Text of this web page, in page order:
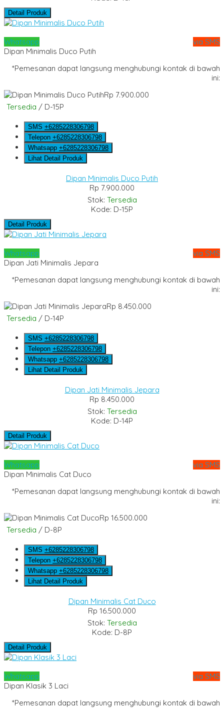
Detail Produk
Whatsapp
via SMS
Dipan Minimalis Duco Putih
*Pemesanan dapat langsung menghubungi kontak di bawah
ini:
Rp 7.900.000
Tersedia / D-15P
SMS +6285228306798
Telepon +6285228306798
Whatsapp +6285228306798
Lihat Detail Produk
Dipan Minimalis Duco Putih
Rp 7.900.000
Stok: Tersedia
Kode: D-15P
Detail Produk
Whatsapp
via SMS
Dipan Jati Minimalis Jepara
*Pemesanan dapat langsung menghubungi kontak di bawah
ini:
Rp 8.450.000
Tersedia / D-14P
SMS +6285228306798
Telepon +6285228306798
Whatsapp +6285228306798
Lihat Detail Produk
Dipan Jati Minimalis Jepara
Rp 8.450.000
Stok: Tersedia
Kode: D-14P
Detail Produk
Whatsapp
via SMS
Dipan Minimalis Cat Duco
*Pemesanan dapat langsung menghubungi kontak di bawah
ini:
Rp 16.500.000
Tersedia / D-8P
SMS +6285228306798
Telepon +6285228306798
Whatsapp +6285228306798
Lihat Detail Produk
Dipan Minimalis Cat Duco
Rp 16.500.000
Stok: Tersedia
Kode: D-8P
Detail Produk
Whatsapp
via SMS
Dipan Klasik 3 Laci
*Pemesanan dapat langsung menghubungi kontak di bawah